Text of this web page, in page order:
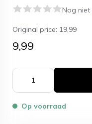
Nog niet
Original price: 19,99
9,99
Op voorraad